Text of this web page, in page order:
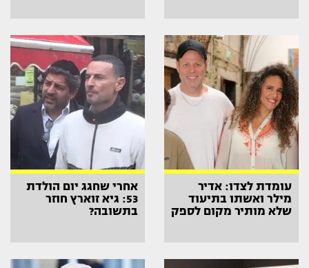
עומדת לצדו: אדיר
מילר ואשתו בתיעוד
שלא מותיר מקום לספק
אחרי שחגג יום הולדת
53: גיא זוארץ חוזר
בתשובה?